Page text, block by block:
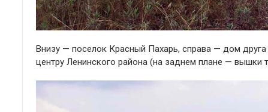
Внизу — поселок Красный Пахарь, справа — дом
центру Ленинского района (на заднем плане — вышки